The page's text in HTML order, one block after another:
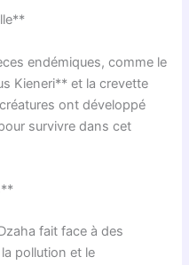
endémiques, comme le
Kieneri** et la crevette
ont développé
survivre dans cet
fait face à des
pollution et le